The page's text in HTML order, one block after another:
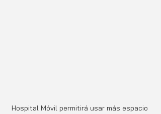
Hospital Móvil permitirá usar más espacio